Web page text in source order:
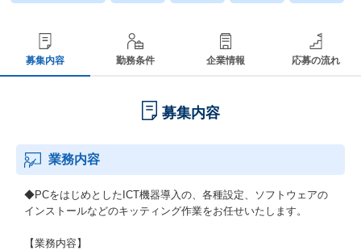
募集内容 勤務条件 企業情報 応募の流れ
募集内容
業務内容
◆PCをはじめとしたICT機器導入の、各種設定、ソフトウェアの
インストールなどのキッティング作業をお任せいたします。
【業務内容】